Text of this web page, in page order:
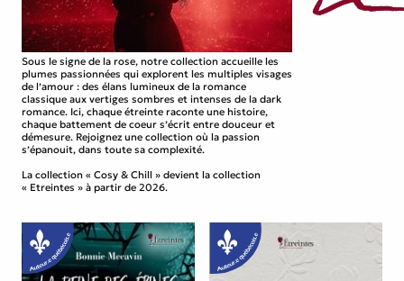
Sous le signe de la rose, notre collection accueille les
plumes passionnées qui explorent les multiples visages
de l’amour : des élans lumineux de la romance
classique aux vertiges sombres et intenses de la dark
romance. Ici, chaque étreinte raconte une histoire,
chaque battement de coeur s’écrit entre douceur et
démesure. Rejoignez une collection où la passion
s’épanouit, dans toute sa complexité.
La collection « Cosy & Chill » devient la collection
« Etreintes » à partir de 2026.